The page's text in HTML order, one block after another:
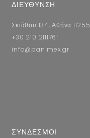
ΔΙΕΥΘΥΝΣΗ
Σκιάθου 134, Αθήνα 11255
+30 210 2111761
info@panimex.gr
ΣΥΝΔΕΣΜΟΙ